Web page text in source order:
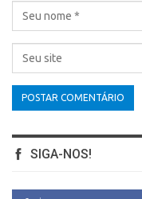
SIGA-NOS!